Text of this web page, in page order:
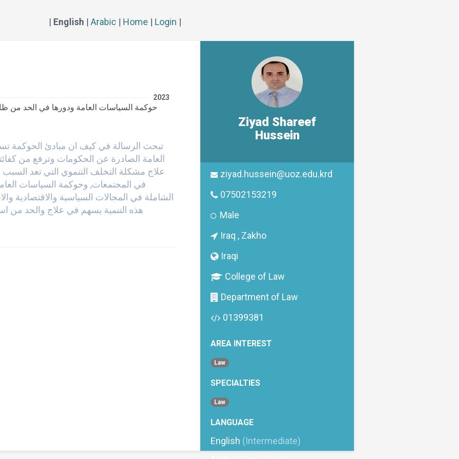
| English | Arabic | Home | Login |
Ziyad Shareef
Hussein
ziyad.hussein@uoz.edu.krd
07502153219
Male
Iraq , Zakho
Iraqi
College of Law
Department of Law
01399381
AREA INTEREST
Law
SPECIALTIES
Law
LANGUAGE
English (Intermediate)
2023
حوكمة السياسات العامة ودورها في الحد من
تبحث الرسالة في كيف ان مبادئ الحوكمة
العامة الصادرة عن الحكومات وترفع من
علاج مشكلة التخلف التنموي التي تعد
في المجتمعات, وحوكمة السياسات
الشاملة في المجالات السياسية والاقتصادية
هذه التنمية يسهم في علاج والحد من